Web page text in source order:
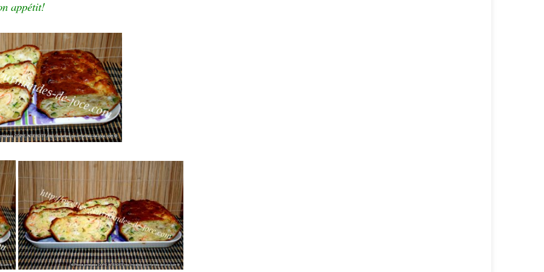
appétit!